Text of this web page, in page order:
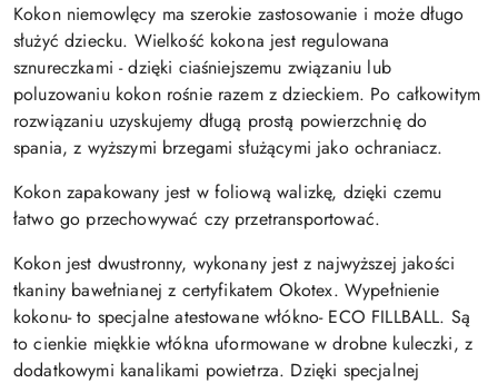
Kokon niemowlęcy ma szerokie zastosowanie i może długo
służyć dziecku. Wielkość kokona jest regulowana
sznureczkami - dzięki ciaśniejszemu związaniu lub
poluzowaniu kokon rośnie razem z dzieckiem. Po całkowitym
rozwiązaniu uzyskujemy długą prostą powierzchnię do
spania, z wyższymi brzegami służącymi jako ochraniacz.
Kokon zapakowany jest w foliową walizkę, dzięki czemu
łatwo go przechowywać czy przetransportować.
Kokon jest dwustronny, wykonany jest z najwyższej jakości
tkaniny bawełnianej z certyfikatem Okotex. Wypełnienie
kokonu- to specjalne atestowane włókno- ECO FILLBALL. Są
to cienkie miękkie włókna uformowane w drobne kuleczki, z
dodatkowymi kanalikami powietrza. Dzięki specjalnej